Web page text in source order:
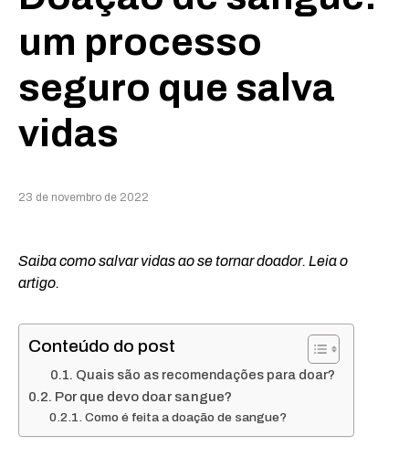
um processo
seguro que salva
vidas
23 de novembro de 2022
Saiba como salvar vidas ao se tornar doador. Leia o
artigo.
Conteúdo do post
Quais são as recomendações para doar?
Por que devo doar sangue?
Como é feita a doação de sangue?